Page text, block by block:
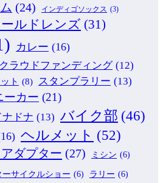
(24) インディゴソックス (3)
ルドレンズ (31)
カレー (16)
クラウドファンディング (12)
ト (8) スタンプラリー (13)
ーカー (21)
ナドナ (13) バイク部 (46)
ヘルメット (52)
ダプター (27) ミシン (6)
ーサイクルショー (6) ラリー (6)